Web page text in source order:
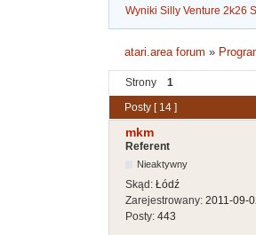
Wyniki Silly Venture 2k26
atari.area forum »
Strony 1
Posty [ 14 ]
mkm
Referent
Nieaktywny
Skąd: Łódź
Zarejestrowany: 2011-09-
Posty: 443